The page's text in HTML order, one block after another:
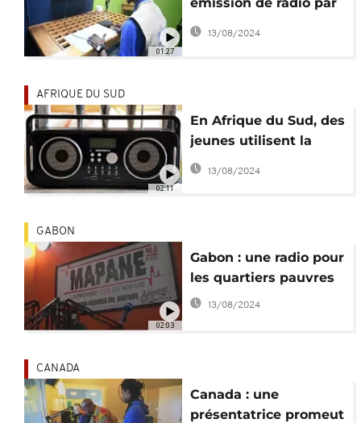
01:27
émission de radio par
des réfugiés pour les
13/08/2024
02:11
AFRIQUE DU SUD
En Afrique du Sud, des
jeunes utilisent la
radio contre les
violences armées
13/08/2024
02:03
GABON
Gabon : une radio pour
les quartiers pauvres
13/08/2024
CANADA
Canada : une
présentatrice promeut